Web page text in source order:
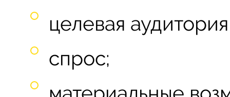
целевая
спрос;